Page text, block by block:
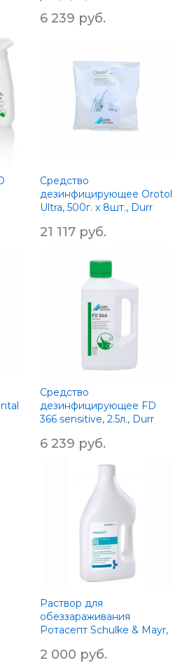
6 239 руб.
Средство
дезинфицирующее Orotol
Ultra, 500г. х 8шт., Durr
21 117 руб.
Средство
дезинфицирующее FD
366 sensitive, 2.5л., Durr
6 239 руб.
Раствор для
обеззараживания
Ротасепт Schulke & Mayr,
2 000 руб.